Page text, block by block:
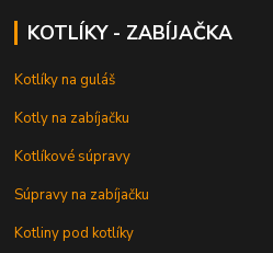
KOTLÍKY - ZABÍJAČKA
Kotlíky na guláš
Kotly na zabíjačku
Kotlíkové súpravy
Súpravy na zabíjačku
Kotliny pod kotlíky